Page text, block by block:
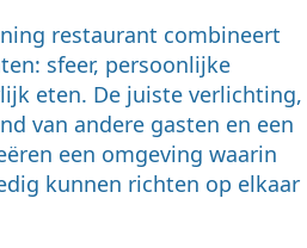
restaurant combineert
sfeer, persoonlijke
eten. De juiste verlichting,
van andere gasten en een
een omgeving waarin
kunnen richten op elkaar